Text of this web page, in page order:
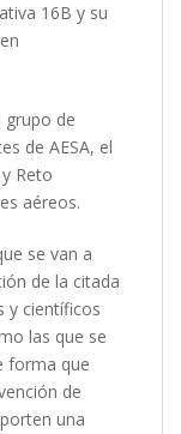
16B y su
grupo de
de AESA, el
Reto
aéreos.
se van a
de la citada
y científicos
las que se
forma que
de
una